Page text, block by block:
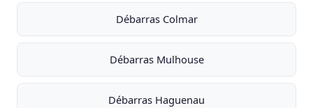
Débarras Colmar
Débarras Mulhouse
Débarras Haguenau